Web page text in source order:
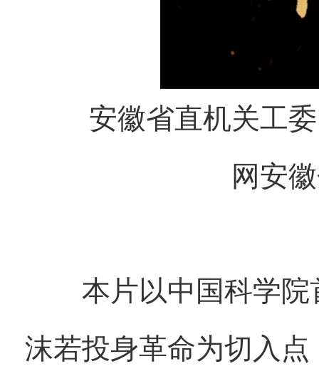
安徽省直机关工委
网安
本片以中国科学院
沫若投身革命为切入